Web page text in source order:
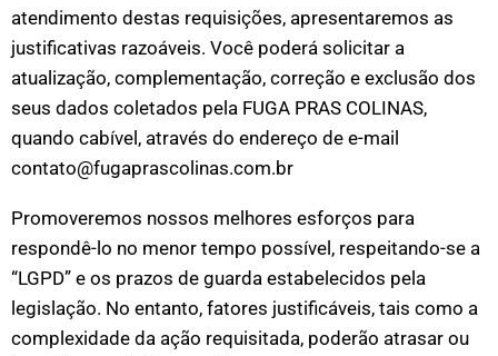
atendimento destas requisições, apresentaremos as
justificativas razoáveis. Você poderá solicitar a
atualização, complementação, correção e exclusão dos
seus dados coletados pela FUGA PRAS COLINAS,
quando cabível, através do endereço de e-mail
contato@fugaprascolinas.com.br
Promoveremos nossos melhores esforços para
respondê-lo no menor tempo possível, respeitando-se a
“LGPD” e os prazos de guarda estabelecidos pela
legislação. No entanto, fatores justificáveis, tais como a
complexidade da ação requisitada, poderão atrasar ou